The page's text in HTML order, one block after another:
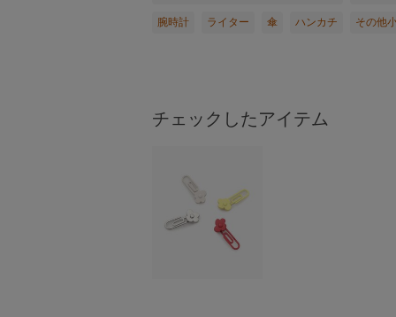
腕時計 ライター 傘 ハンカチ その他
チェックしたアイテム